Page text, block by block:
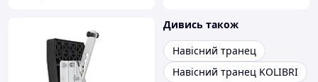
Дивись також
Навісний транец
Навісний транец KOLIBRI